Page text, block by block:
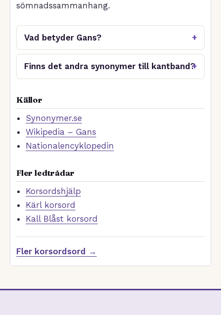
sömnadssammanhang.
Vad betyder Gans?
Finns det andra synonymer till kantband?
Källor
Synonymer.se
Wikipedia – Gans
Nationalencyklopedin
Fler ledtrådar
Korsordshjälp
Kärl korsord
Kall Blåst korsord
Fler korsordsord →